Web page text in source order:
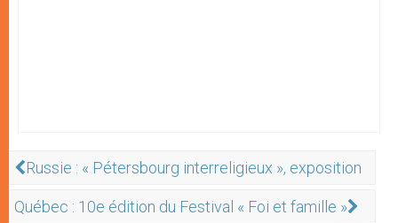
Russie : « Pétersbourg interreligieux », exposition
Québec : 10e édition du Festival « Foi et famille »